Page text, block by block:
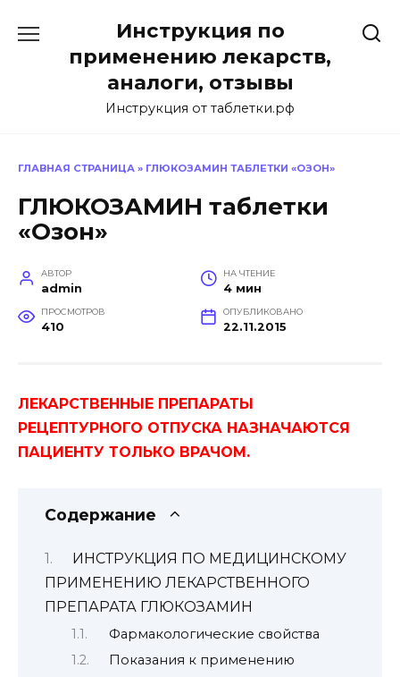
содержанию
Инструкция по
применению лекарств,
аналоги, отзывы
Инструкция от таблетки.рф
ГЛАВНАЯ СТРАНИЦА » ГЛЮКОЗАМИН ТАБЛЕТКИ «ОЗОН»
ГЛЮКОЗАМИН таблетки
«Озон»
АВТОР
admin
НА ЧТЕНИЕ
4 мин
ПРОСМОТРОВ
410
ОПУБЛИКОВАНО
22.11.2015
ЛЕКАРСТВЕННЫЕ ПРЕПАРАТЫ
РЕЦЕПТУРНОГО ОТПУСКА НАЗНАЧАЮТСЯ
ПАЦИЕНТУ ТОЛЬКО ВРАЧОМ.
Содержание
ИНСТРУКЦИЯ ПО МЕДИЦИНСКОМУ
ПРИМЕНЕНИЮ ЛЕКАРСТВЕННОГО
ПРЕПАРАТА ГЛЮКОЗАМИН
Фармакологические свойства
Показания к применению